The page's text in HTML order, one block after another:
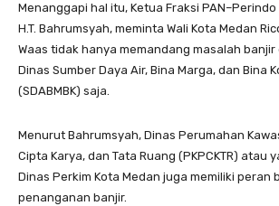
Menanggapi hal itu, Ketua Fraksi PAN–Perindo
H.T. Bahrumsyah, meminta Wali Kota Medan
Waas tidak hanya memandang masalah banjir
Dinas Sumber Daya Air, Bina Marga, dan Bina
(SDABMBK) saja.
Menurut Bahrumsyah, Dinas Perumahan
Cipta Karya, dan Tata Ruang (PKPCKTR) atau
Dinas Perkim Kota Medan juga memiliki peran
penanganan banjir.